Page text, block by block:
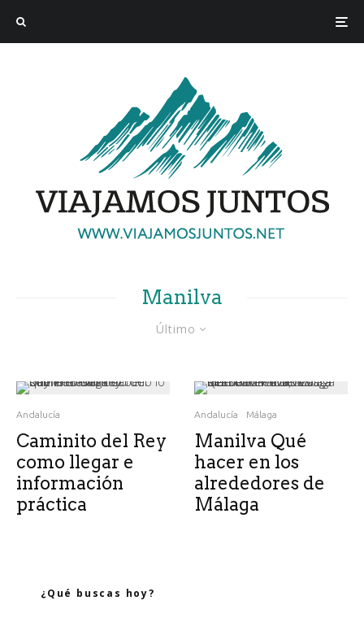
Manilva
Último
Andalucía
Caminito del Rey
como llegar e
información
práctica
Andalucía Málaga
Manilva Qué
hacer en los
alrededores de
Málaga
¿Qué buscas hoy?